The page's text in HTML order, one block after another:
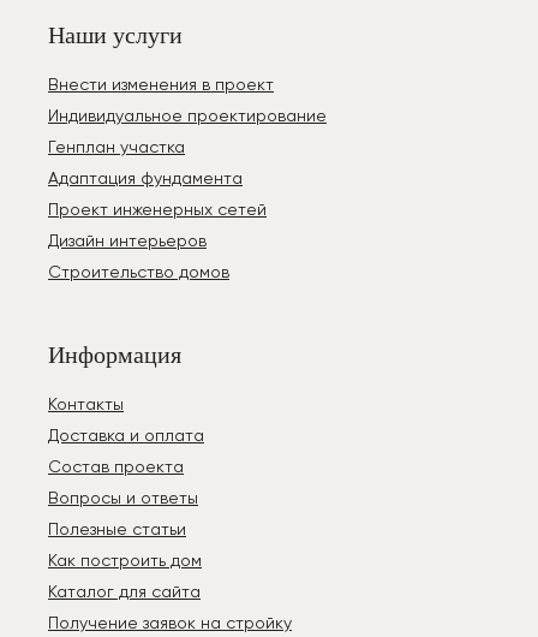
Наши услуги
Внести изменения в проект
Индивидуальное проектирование
Генплан участка
Адаптация фундамента
Проект инженерных сетей
Дизайн интерьеров
Строительство домов
Информация
Контакты
Доставка и оплата
Состав проекта
Вопросы и ответы
Полезные статьи
Как построить дом
Каталог для сайта
Получение заявок на стройку